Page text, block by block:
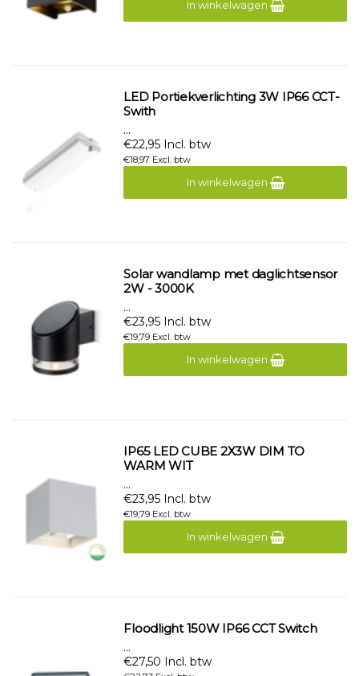
In winkelwagen
LED Portiekverlichting 3W IP66 CCT-
Swith
...
€22,95 Incl. btw
€18,97 Excl. btw
In winkelwagen
Solar wandlamp met daglichtsensor
2W - 3000K
...
€23,95 Incl. btw
€19,79 Excl. btw
In winkelwagen
IP65 LED CUBE 2X3W DIM TO
WARM WIT
...
€23,95 Incl. btw
€19,79 Excl. btw
In winkelwagen
Floodlight 150W IP66 CCT Switch
...
€27,50 Incl. btw